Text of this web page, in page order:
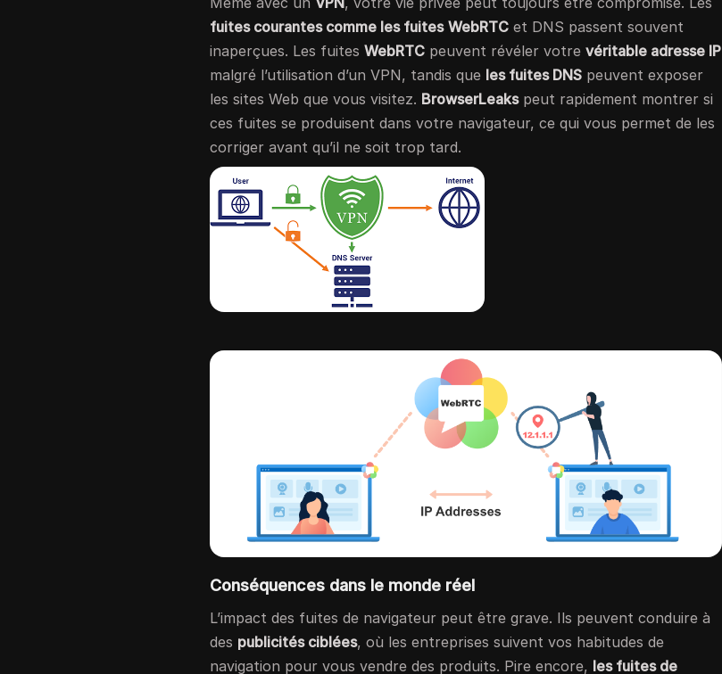
fuites courantes comme les fuites WebRTC et DNS passent souvent
inaperçues. Les fuitesWebRTC peuvent révéler votrevéritable adresse IP
malgré l’utilisation d’un VPN, tandis que les fuites DNS peuvent exposer
les sites Web que vous visitez. BrowserLeakspeut rapidement montrer si
ces fuites se produisent dans votre navigateur, ce qui vous permet de les
corriger avant qu’il ne soit trop tard.
Conséquences dans le monde réel
L’impact des fuites de navigateur peut être grave. Ils peuvent conduire à
des publicités ciblées, où les entreprises suivent vos habitudes de
navigation pour vous vendre des produits. Pire encore, les fuites de